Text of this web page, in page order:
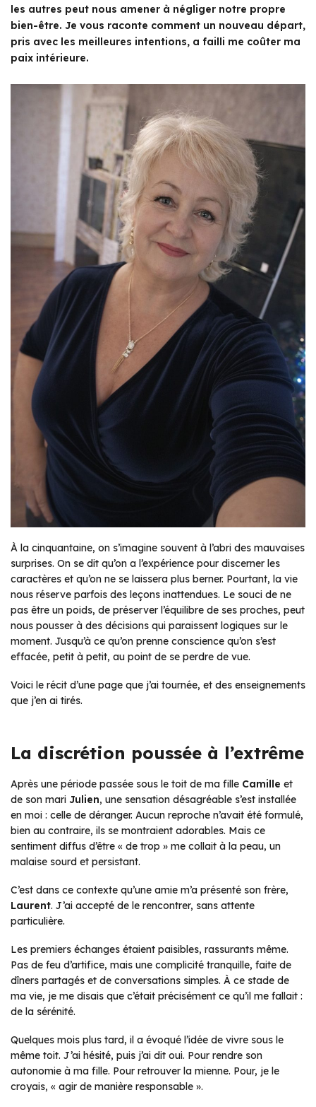
les autres peut nous amener à négliger notre propre
bien-être. Je vous raconte comment un nouveau départ,
pris avec les meilleures intentions, a failli me coûter ma
paix intérieure.
À la cinquantaine, on s’imagine souvent à l’abri des mauvaises
surprises. On se dit qu’on a l’expérience pour discerner les
caractères et qu’on ne se laissera plus berner. Pourtant, la vie
nous réserve parfois des leçons inattendues. Le souci de ne
pas être un poids, de préserver l’équilibre de ses proches, peut
nous pousser à des décisions qui paraissent logiques sur le
moment. Jusqu’à ce qu’on prenne conscience qu’on s’est
effacée, petit à petit, au point de se perdre de vue.
Voici le récit d’une page que j’ai tournée, et des enseignements
que j’en ai tirés.
La discrétion poussée à l’extrême
Après une période passée sous le toit de ma fille Camille et
de son mari Julien, une sensation désagréable s’est installée
en moi : celle de déranger. Aucun reproche n’avait été formulé,
bien au contraire, ils se montraient adorables. Mais ce
sentiment diffus d’être « de trop » me collait à la peau, un
malaise sourd et persistant.
C’est dans ce contexte qu’une amie m’a présenté son frère,
Laurent. J’ai accepté de le rencontrer, sans attente
particulière.
Les premiers échanges étaient paisibles, rassurants même.
Pas de feu d’artifice, mais une complicité tranquille, faite de
dîners partagés et de conversations simples. À ce stade de
ma vie, je me disais que c’était précisément ce qu’il me fallait :
de la sérénité.
Quelques mois plus tard, il a évoqué l’idée de vivre sous le
même toit. J’ai hésité, puis j’ai dit oui. Pour rendre son
autonomie à ma fille. Pour retrouver la mienne. Pour, je le
croyais, « agir de manière responsable ».